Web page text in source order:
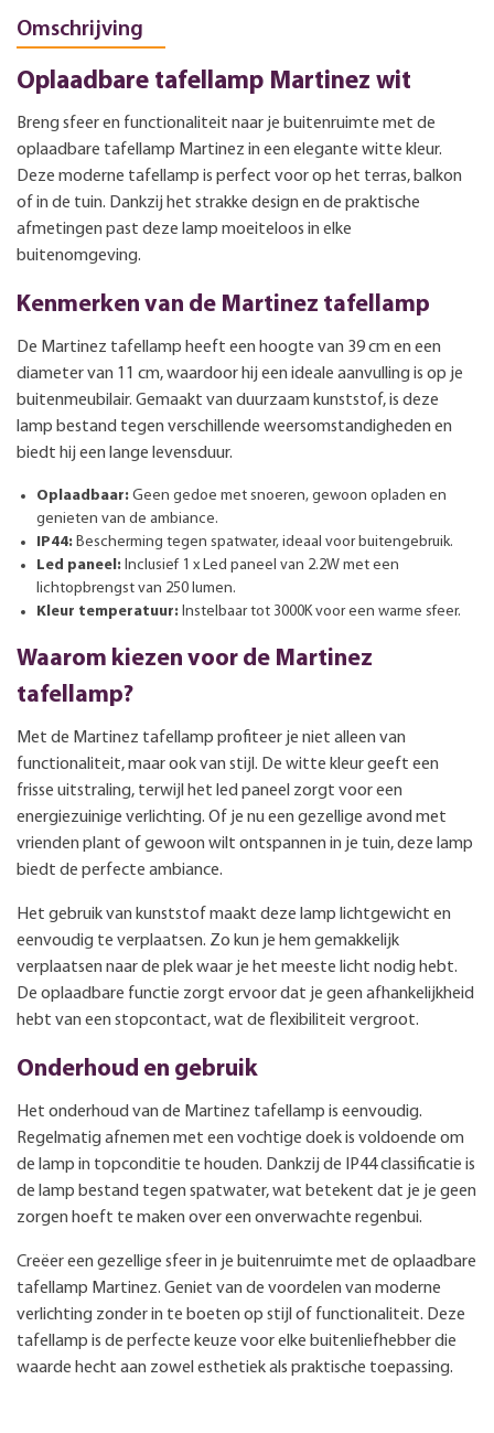
Omschrijving
Oplaadbare tafellamp Martinez wit
Breng sfeer en functionaliteit naar je buitenruimte met de
oplaadbare tafellamp Martinez in een elegante witte kleur.
Deze moderne tafellamp is perfect voor op het terras, balkon
of in de tuin. Dankzij het strakke design en de praktische
afmetingen past deze lamp moeiteloos in elke
buitenomgeving.
Kenmerken van de Martinez tafellamp
De Martinez tafellamp heeft een hoogte van 39 cm en een
diameter van 11 cm, waardoor hij een ideale aanvulling is op je
buitenmeubilair. Gemaakt van duurzaam kunststof, is deze
lamp bestand tegen verschillende weersomstandigheden en
biedt hij een lange levensduur.
Oplaadbaar: Geen gedoe met snoeren, gewoon opladen en
genieten van de ambiance.
IP44: Bescherming tegen spatwater, ideaal voor buitengebruik.
Led paneel: Inclusief 1 x Led paneel van 2.2W met een
lichtopbrengst van 250 lumen.
Kleur temperatuur: Instelbaar tot 3000K voor een warme sfeer.
Waarom kiezen voor de Martinez
tafellamp?
Met de Martinez tafellamp profiteer je niet alleen van
functionaliteit, maar ook van stijl. De witte kleur geeft een
frisse uitstraling, terwijl het led paneel zorgt voor een
energiezuinige verlichting. Of je nu een gezellige avond met
vrienden plant of gewoon wilt ontspannen in je tuin, deze lamp
biedt de perfecte ambiance.
Het gebruik van kunststof maakt deze lamp lichtgewicht en
eenvoudig te verplaatsen. Zo kun je hem gemakkelijk
verplaatsen naar de plek waar je het meeste licht nodig hebt.
De oplaadbare functie zorgt ervoor dat je geen afhankelijkheid
hebt van een stopcontact, wat de flexibiliteit vergroot.
Onderhoud en gebruik
Het onderhoud van de Martinez tafellamp is eenvoudig.
Regelmatig afnemen met een vochtige doek is voldoende om
de lamp in topconditie te houden. Dankzij de IP44 classificatie is
de lamp bestand tegen spatwater, wat betekent dat je je geen
zorgen hoeft te maken over een onverwachte regenbui.
Creëer een gezellige sfeer in je buitenruimte met de oplaadbare
tafellamp Martinez. Geniet van de voordelen van moderne
verlichting zonder in te boeten op stijl of functionaliteit. Deze
tafellamp is de perfecte keuze voor elke buitenliefhebber die
waarde hecht aan zowel esthetiek als praktische toepassing.